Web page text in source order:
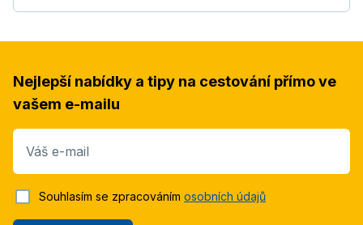
Nejlepší nabídky a tipy na cestování přímo ve
vašem e-mailu
Váš e-mail
Souhlasím se zpracováním osobních údajů